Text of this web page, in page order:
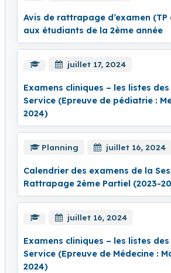
Avis de rattrapage d’examen (TP
aux étudiants de la 2ème année
juillet 17, 2024
Examens cliniques – les listes
Service (Epreuve de pédiatrie :
2024)
Planning juillet 16, 2024
Calendrier des examens de la
Rattrapage 2ème Partiel (2023-
juillet 16, 2024
Examens cliniques – les listes
Service (Epreuve de Médecine :
2024)